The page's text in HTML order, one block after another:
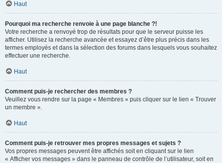
Haut
Pourquoi ma recherche renvoie à une page blanche ?!
Votre recherche a renvoyé trop de résultats pour que le serveur puisse les
afficher. Utilisez la recherche avancée et essayez d’être plus précis dans les
termes employés et dans la sélection des forums dans lesquels vous souhaitez
effectuer une recherche.
Haut
Comment puis-je rechercher des membres ?
Veuillez vous rendre sur la page « Membres » puis cliquer sur le lien « Trouver
un membre ».
Haut
Comment puis-je retrouver mes propres messages et sujets ?
Vos propres messages peuvent être affichés soit en cliquant sur le lien
« Afficher vos messages » dans le panneau de contrôle de l’utilisateur, soit en